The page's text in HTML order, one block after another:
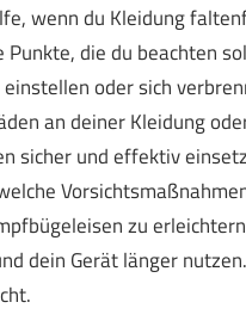
wenn du Kleidung
die du beachten
oder sich
an deiner Kleidung
sicher und effektiv
zu
dein Gerät länger